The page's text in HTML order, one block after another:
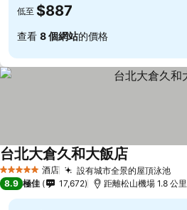
低至 $887
查看 8 個網站的價格
5 星級 酒店 設有城市全景的屋頂泳池
台北大倉久和大飯店
8.9 極佳 17,672 距離松山機場 1.8 公里